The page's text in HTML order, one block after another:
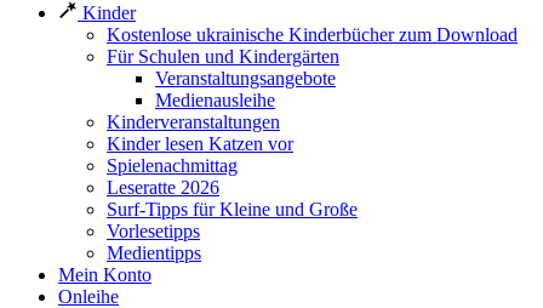
Kinder
Kostenlose ukrainische Kinderbücher zum Download
Für Schulen und Kindergärten
Veranstaltungsangebote
Medienausleihe
Kinderveranstaltungen
Kinder lesen Katzen vor
Spielenachmittag
Leseratte 2026
Surf-Tipps für Kleine und Große
Vorlesetipps
Medientipps
Mein Konto
Onleihe